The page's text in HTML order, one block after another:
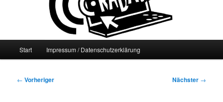
Start Impressum / Datenschutzerklärung
Beitragsnavigation
← Vorheriger Nächster →